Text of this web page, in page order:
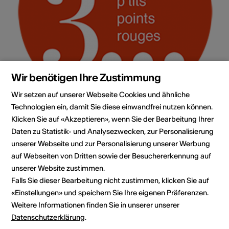
Institution / Organisation
Compagnie 3 p'tits points rouges
Rue du Bourg-Vieux 14
c/o Mireille Besson
1920 Martigny
E-Mail
Webseite
Route planen
Wir benötigen Ihre Zustimmung
Wir setzen auf unserer Webseite Cookies und ähnliche
Technologien ein, damit Sie diese einwandfrei nutzen können.
Klicken Sie auf «Akzeptieren», wenn Sie der Bearbeitung Ihrer
Daten zu Statistik- und Analysezwecken, zur Personalisierung
unserer Webseite und zur Personalisierung unserer Werbung
auf Webseiten von Dritten sowie der Besuchererkennung auf
unserer Website zustimmen.
Falls Sie dieser Bearbeitung nicht zustimmen, klicken Sie auf
«Einstellungen» und speichern Sie Ihre eigenen Präferenzen.
Weitere Informationen finden Sie in unserer unserer
Datenschutzerklärung.